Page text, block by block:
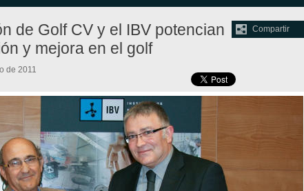
Compartir
de Golf CV y el IBV potencian
y mejora en el golf
de 2011